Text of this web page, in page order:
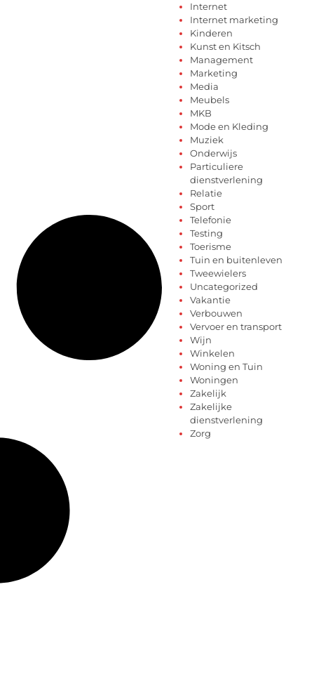
Internet
Internet marketing
Kinderen
Kunst en Kitsch
Management
Marketing
Media
Meubels
MKB
Mode en Kleding
Muziek
Onderwijs
Particuliere
dienstverlening
Relatie
Sport
Telefonie
Testing
Toerisme
Tuin en buitenleven
Tweewielers
Uncategorized
Vakantie
Verbouwen
Vervoer en transport
Wijn
Winkelen
Woning en Tuin
Woningen
Zakelijk
Zakelijke
dienstverlening
Zorg